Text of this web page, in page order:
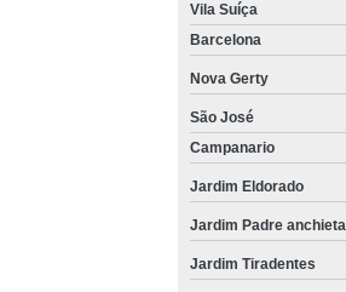
Vila Suíça
Barcelona
Nova Gerty
São José
Campanario
Jardim Eldorado
Jardim Padre anchieta
Jardim Tiradentes